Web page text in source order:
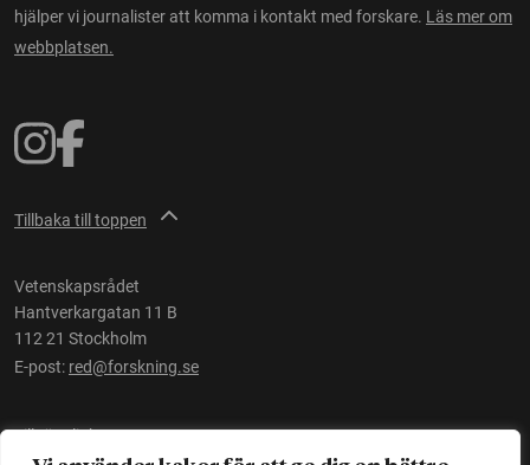
hjälper vi journalister att komma i kontakt med forskare. Läs mer om
webbplatsen.
Tillbaka till toppen
Vetenskapsrådet
Hantverkargatan 11 B
112 21 Stockholm
E-post: red@forskning.se
Tillgänglighet